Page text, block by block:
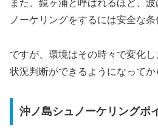
また、鏡ヶ浦と呼ばれるほど、
ノーケリングをするには安全な条
ですが、環境はその時々で変化
状況判断ができるようになってか
沖ノ島シュノーケリングポ